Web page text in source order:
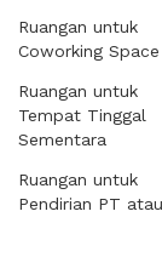
Ruangan untuk
Coworking Space
Ruangan untuk
Tempat Tinggal
Sementara
Ruangan untuk
Pendirian PT